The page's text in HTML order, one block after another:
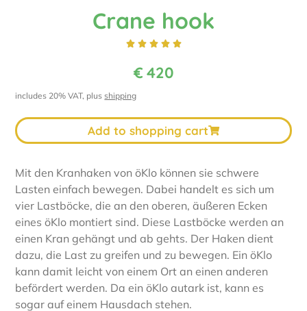
Crane hook
    
€ 420
includes 20% VAT, plusshipping
Add to shopping cart
Mit den Kranhaken von öKlo können sie schwere
Lasten einfach bewegen. Dabei handelt es sich um
vier Lastböcke, die an den oberen, äußeren Ecken
eines öKlo montiert sind. Diese Lastböcke werden an
einen Kran gehängt und ab gehts. Der Haken dient
dazu, die Last zu greifen und zu bewegen. Ein öKlo
kann damit leicht von einem Ort an einen anderen
befördert werden. Da ein öKlo autark ist, kann es
sogar auf einem Hausdach stehen.